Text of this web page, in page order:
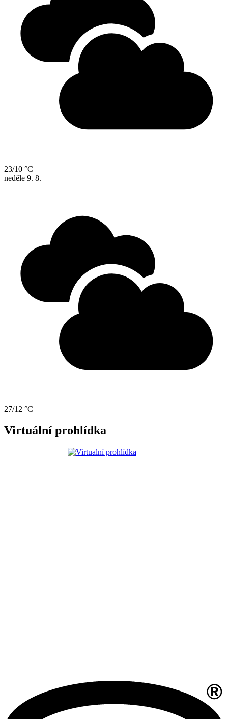
23/10 °C
neděle 9. 8.
27/12 °C
Virtuální prohlídka